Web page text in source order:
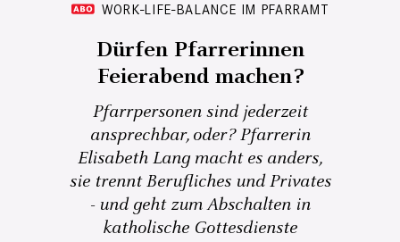
WORK-LIFE-BALANCE IM PFARRAMT
Dürfen Pfarrerinnen
Feierabend machen?
Pfarrpersonen sind jederzeit
ansprechbar, oder? Pfarrerin
Elisabeth Lang macht es anders,
sie trennt Berufliches und Privates
- und geht zum Abschalten in
katholische Gottesdienste